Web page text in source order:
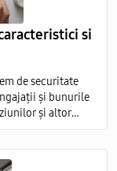
si
de securitate
și bunurile
și altor